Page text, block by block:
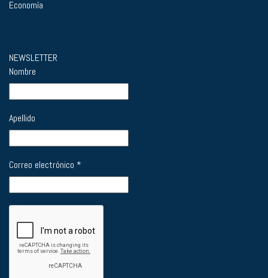
Economía
NEWSLETTER
Nombre
Apellido
Correo electrónico *